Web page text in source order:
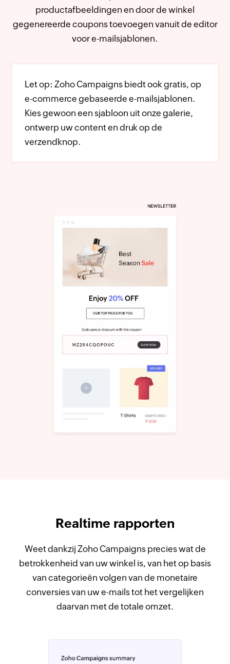
productafbeeldingen en door de winkel
gegenereerde coupons toevoegen vanuit de editor
voor e-mailsjablonen.
Let op: Zoho Campaigns biedt ook gratis, op
e-commerce gebaseerde e-mailsjablonen.
Kies gewoon een sjabloon uit onze galerie,
ontwerp uw content en druk op de
verzendknop.
Realtime rapporten
Weet dankzij Zoho Campaigns precies wat de
betrokkenheid van uw winkel is, van het op basis
van categorieën volgen van de monetaire
conversies van uw e-mails tot het vergelijken
daarvan met de totale omzet.